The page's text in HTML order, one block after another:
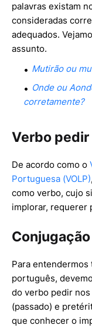
palavras existam
consideradas
adequados.
assunto.
Mutirão ou
Onde ou
corretamente?
Verbo pedir
De acordo como o
Portuguesa (VOLP)
como verbo, cujo
implorar, requerer
Para
português,
do verbo pedir
(passado) e
que conhecer o